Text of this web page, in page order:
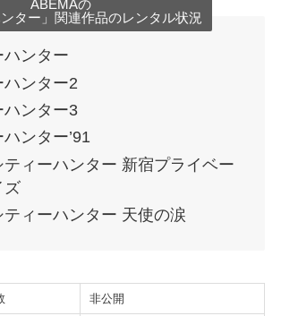
ABEMAの
ンター」関連作品のレンタル状況
ハンター
ハンター2
ハンター3
ンター’91
ティーハンター 新宿プライベー
ズ
ティーハンター 天使の涙
非公開